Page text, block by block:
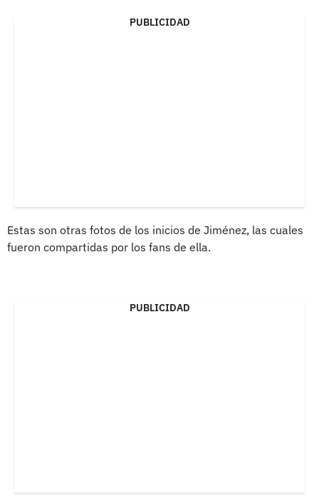
PUBLICIDAD
Estas son otras fotos de los inicios de Jiménez, las cuales
fueron compartidas por los fans de ella.
PUBLICIDAD